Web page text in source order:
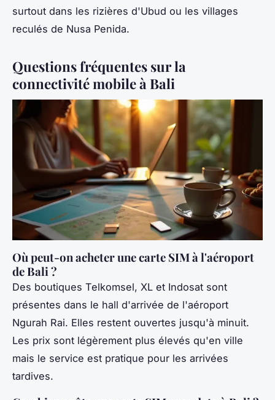
surtout dans les rizières d'Ubud ou les villages
reculés de Nusa Penida.
Questions fréquentes sur la
connectivité mobile à Bali
Où peut-on acheter une carte SIM à l'aéroport
de Bali ?
Des boutiques Telkomsel, XL et Indosat sont
présentes dans le hall d'arrivée de l'aéroport
Ngurah Rai. Elles restent ouvertes jusqu'à minuit.
Les prix sont légèrement plus élevés qu'en ville
mais le service est pratique pour les arrivées
tardives.